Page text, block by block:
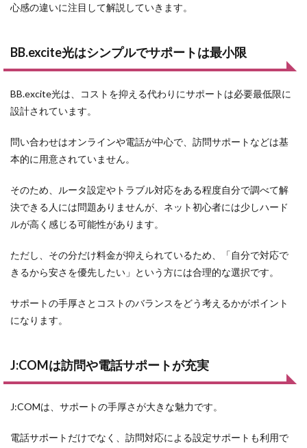
心感の違いに注目して解説していきます。
BB.excite光はシンプルでサポートは最小限
BB.excite光は、コストを抑える代わりにサポートは必要最低限に
設計されています。
問い合わせはオンラインや電話が中心で、訪問サポートなどは基
本的に用意されていません。
そのため、ルータ設定やトラブル対応をある程度自分で調べて解
決できる人には問題ありませんが、ネット初心者には少しハード
ルが高く感じる可能性があります。
ただし、その分だけ料金が抑えられているため、「自分で対応で
きるから安さを優先したい」という方には合理的な選択です。
サポートの手厚さとコストのバランスをどう考えるかがポイント
になります。
J:COMは訪問や電話サポートが充実
J:COMは、サポートの手厚さが大きな魅力です。
電話サポートだけでなく、訪問対応による設定サポートも利用で